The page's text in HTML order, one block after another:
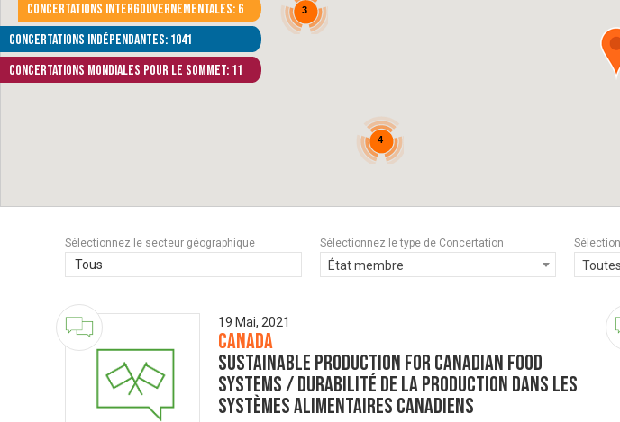
Concertations intergouvernementales: 6
Concertations indépendantes: 1041
Concertations mondiales pour le Sommet: 11
4
3
Sélectionnez le secteur géographique
Tous
Sélectionnez le type de Concertation
État membre
19 Mai, 2021
Canada
Sustainable Production for Canadian Food
Systems / Durabilité de la production dans les
systèmes alimentaires canadiens